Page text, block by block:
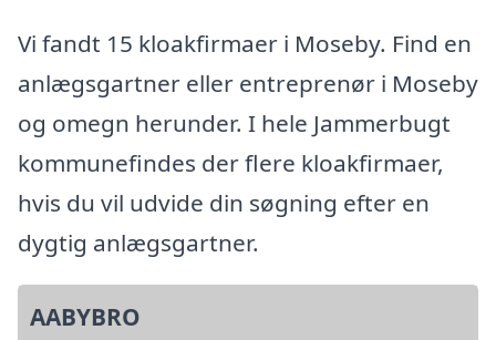
Vi fandt 15 kloakfirmaer i Moseby. Find en
anlægsgartner eller entreprenør i Moseby
og omegn herunder. I hele Jammerbugt
kommunefindes der flere kloakfirmaer,
hvis du vil udvide din søgning efter en
dygtig anlægsgartner.
AABYBRO